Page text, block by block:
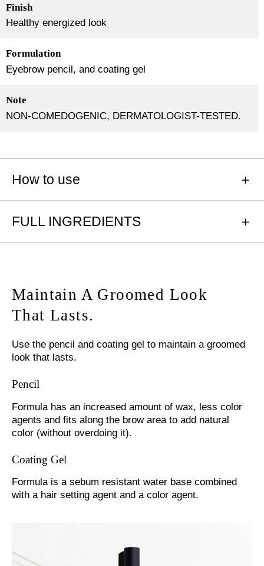
Finish
Healthy energized look
Formulation
Eyebrow pencil, and coating gel
Note
NON-COMEDOGENIC, DERMATOLOGIST-TESTED.
How to use
FULL INGREDIENTS
Maintain A Groomed Look
That Lasts.
Use the pencil and coating gel to maintain a groomed
look that lasts.
Pencil
Formula has an increased amount of wax, less color
agents and fits along the brow area to add natural
color (without overdoing it).
Coating Gel
Formula is a sebum resistant water base combined
with a hair setting agent and a color agent.